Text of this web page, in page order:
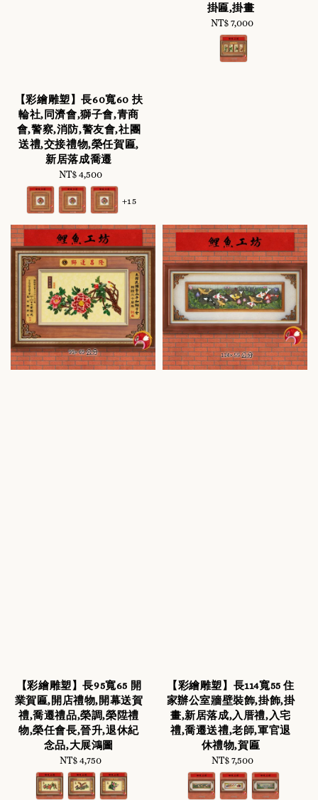
【彩繪雕塑】長60寬60 扶
輪社,同濟會,獅子會,青商
會,警察,消防,警友會,社團
送禮,交接禮物,榮任賀匾,
新居落成喬遷
Regular
price
NT$ 4,500
+15
掛匾,掛畫
Regular
price
NT$ 7,000
【彩繪雕塑】長95寬65 開
業賀匾,開店禮物,開幕送賀
禮,喬遷禮品,榮調,榮陞禮
物,榮任會長,晉升,退休紀
念品,大展鴻圖
Regular
price
NT$ 4,750
【彩繪雕塑】長114寬55 住
家辦公室牆壁裝飾,掛飾,掛
畫,新居落成,入厝禮,入宅
禮,喬遷送禮,老師,軍官退
休禮物,賀匾
Regular
price
NT$ 7,500